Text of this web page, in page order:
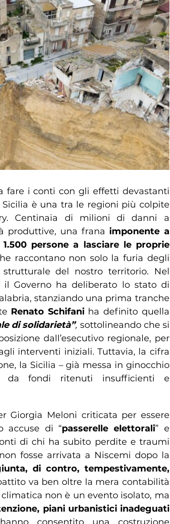
fare i conti con gli effetti devastanti
Sicilia è una tra le regioni più colpite
Centinaia di milioni di danni a
produttive, una frana imponente a
persone a lasciare le proprie
raccontano non solo la furia degli
del nostro territorio. Nel
il Governo ha deliberato lo stato di
stanziando una prima tranche
Renato Schifaniha definito quella
di solidarietà”, sottolineando che si
dall’esecutivo regionale, per
interventi iniziali. Tuttavia, la cifra
la Sicilia – già messa in ginocchio
da fondi ritenuti insufficienti e
Giorgia Meloni criticata per essere
accuse di “passerelle elettorali” e
di chi ha subito perdite e traumi
fosse arrivata a Niscemi dopo la
di contro, tempestivamente,
va ben oltre la mera contabilità
non è un evento isolato, ma
piani urbanistici inadeguati